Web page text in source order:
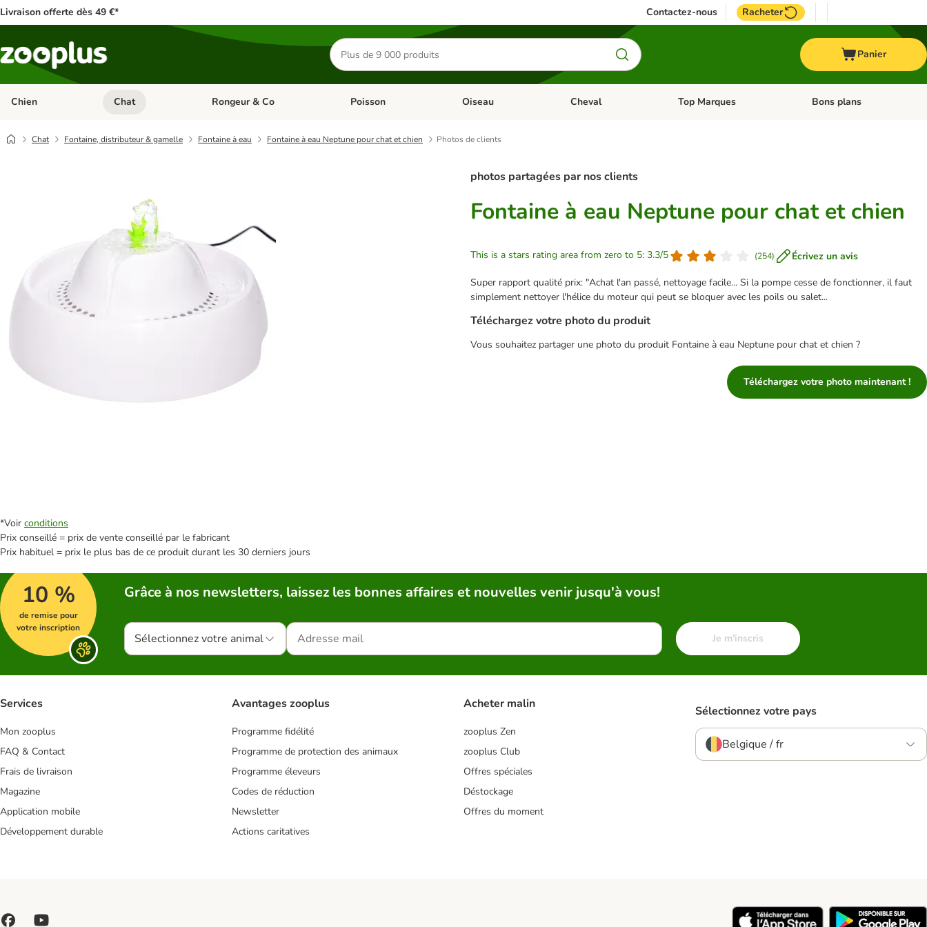
Livraison offerte dès 49 €* Contactez-nous Racheter
Rechercher
des
produits
Panier
Chien Dérouler les catégories: Chien
Chat Dérouler les catégories: Chat
Rongeur & Co Dérouler les catégories: Rongeur & Co
Poisson Dérouler les catégories: Poisson
Oiseau Dérouler les catégories: Oiseau
Cheval Dérouler les catégories: Cheval
Top Marques Dérouler les catégories: Top
Bons plans
Chat Fontaine, distributeur & gamelle Fontaine à eau Fontaine à eau Neptune pour chat et chien Photos de clients
photos partagées par nos clients
Fontaine à eau Neptune pour chat et chien
This is a stars rating area from zero to 5: 3.3/5 (254) Écrivez un avis
Super rapport qualité prix: "Achat l'an passé, nettoyage facile... Si la pompe cesse de fonctionner, il faut
simplement nettoyer l'hélice du moteur qui peut se bloquer avec les poils ou salet...
Téléchargez votre photo du produit
Vous souhaitez partager une photo du produit Fontaine à eau Neptune pour chat et chien ?
Téléchargez votre photo maintenant !
*Voir conditions
Prix conseillé = prix de vente conseillé par le fabricant
Prix habituel = prix le plus bas de ce produit durant les 30 derniers jours
10 %
de remise pour
votre inscription
Grâce à nos newsletters, laissez les bonnes affaires et nouvelles venir jusqu'à vous!
Sélectionnez votre animal Je m'inscris
Services
Mon zooplus
FAQ & Contact
Frais de livraison
Magazine
Application mobile
Développement durable
Avantages zooplus
Programme fidélité
Programme de protection des animaux
Programme éleveurs
Codes de réduction
Newsletter
Actions caritatives
Acheter malin
zooplus Zen
zooplus Club
Offres spéciales
Déstockage
Offres du moment
Sélectionnez votre pays
Belgique / fr